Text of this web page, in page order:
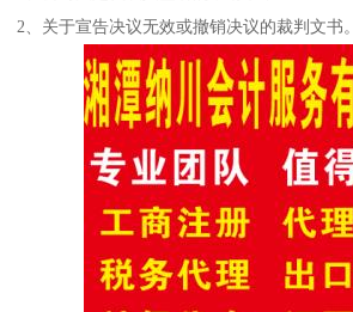
2、关于宣告决议无效或撤销决议的裁判文书。